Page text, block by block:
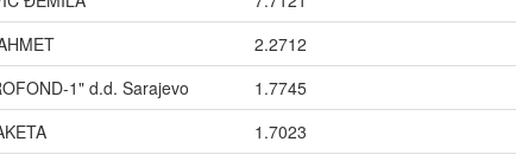
2.2712
1" d.d. Sarajevo 1.7745
1.7023